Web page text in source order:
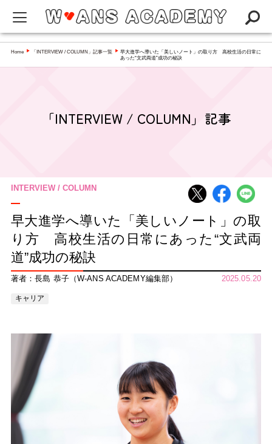
W-ANS ACADEMYってなに？
Q&A
アカデミー
Home ▶ 「INTERVIEW / COLUMN」記事一覧 ▶ 早大進学へ導いた「美しいノート」の取り方 高校生活の日常に
あった“文武両道”成功の秘訣
「INTERVIEW / COLUMN」記事
INTERVIEW / COLUMN
早大進学へ導いた「美しいノート」の取
り方 高校生活の日常にあった“文武両
道”成功の秘訣
著者：長島 恭子（W-ANS ACADEMY編集部） 2025.05.20
キャリア